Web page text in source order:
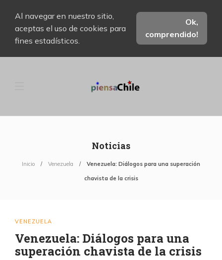
Al navegar en nuestro sitio,
aceptas el uso de cookies para
fines estadísticos.
Ok,
comprendido!
Noticias
Inicio Venezuela Venezuela: Diálogos para una superación
chavista de la crisis
VENEZUELA
Venezuela: Diálogos para una
superación chavista de la crisis